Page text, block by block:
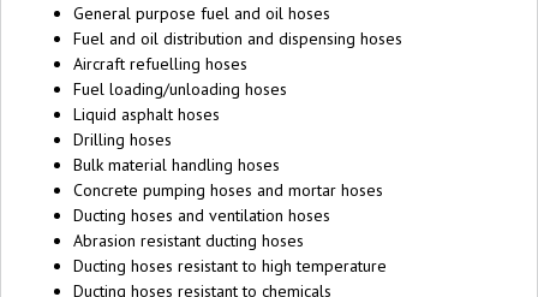
General purpose fuel and oil hoses
Fuel and oil distribution and dispensing hoses
Aircraft refuelling hoses
Fuel loading/unloading hoses
Liquid asphalt hoses
Drilling hoses
Bulk material handling hoses
Concrete pumping hoses and mortar hoses
Ducting hoses and ventilation hoses
Abrasion resistant ducting hoses
Ducting hoses resistant to high temperature
Ducting hoses resistant to chemicals